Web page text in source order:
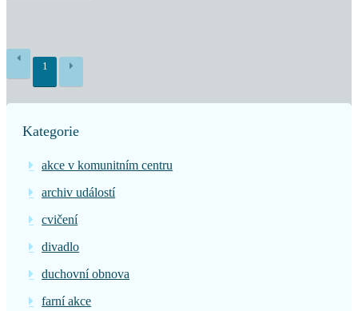
1
Kategorie
akce v komunitním centru
archiv událostí
cvičení
divadlo
duchovní obnova
farní akce